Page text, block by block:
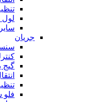
لول
سایر
جریان
گیج
فلو